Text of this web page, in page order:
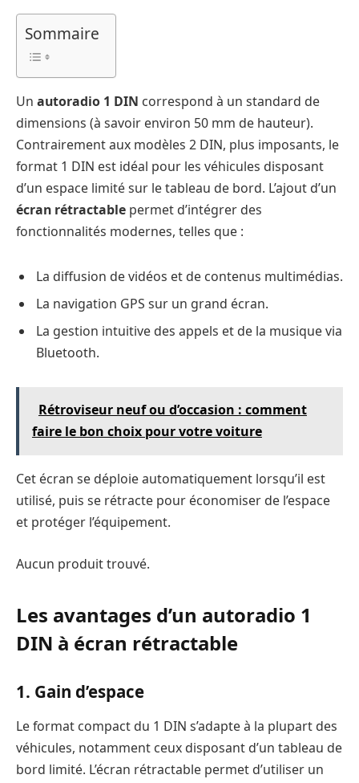
Sommaire
Un autoradio 1 DIN correspond à un standard de
dimensions (à savoir environ 50 mm de hauteur).
Contrairement aux modèles 2 DIN, plus imposants, le
format 1 DIN est idéal pour les véhicules disposant
d’un espace limité sur le tableau de bord. L’ajout d’un
écran rétractable permet d’intégrer des
fonctionnalités modernes, telles que :
La diffusion de vidéos et de contenus multimédias.
La navigation GPS sur un grand écran.
La gestion intuitive des appels et de la musique via
Bluetooth.
Rétroviseur neuf ou d’occasion : comment
faire le bon choix pour votre voiture
Cet écran se déploie automatiquement lorsqu’il est
utilisé, puis se rétracte pour économiser de l’espace
et protéger l’équipement.
Aucun produit trouvé.
Les avantages d’un autoradio 1
DIN à écran rétractable
1. Gain d’espace
Le format compact du 1 DIN s’adapte à la plupart des
véhicules, notamment ceux disposant d’un tableau de
bord limité. L’écran rétractable permet d’utiliser un